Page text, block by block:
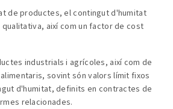
de productes, el contingut d'humitat
així com un factor de cost
industrials i agrícoles, així com de
sovint són valors límit fixos
d'humitat, definits en contractes de
relacionades.